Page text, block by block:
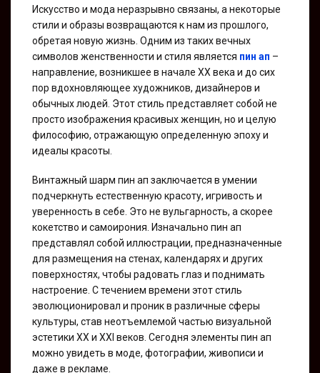
Искусство и мода неразрывно связаны, а некоторые
стили и образы возвращаются к нам из прошлого,
обретая новую жизнь. Одним из таких вечных
символов женственности и стиля является пин ап –
направление, возникшее в начале XX века и до сих
пор вдохновляющее художников, дизайнеров и
обычных людей. Этот стиль представляет собой не
просто изображения красивых женщин, но и целую
философию, отражающую определенную эпоху и
идеалы красоты.
Винтажный шарм пин ап заключается в умении
подчеркнуть естественную красоту, игривость и
уверенность в себе. Это не вульгарность, а скорее
кокетство и самоирония. Изначально пин ап
представлял собой иллюстрации, предназначенные
для размещения на стенах, календарях и других
поверхностях, чтобы радовать глаз и поднимать
настроение. С течением времени этот стиль
эволюционировал и проник в различные сферы
культуры, став неотъемлемой частью визуальной
эстетики XX и XXI веков. Сегодня элементы пин ап
можно увидеть в моде, фотографии, живописи и
даже в рекламе.